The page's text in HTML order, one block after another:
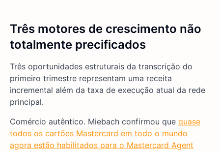
Três motores de crescimento não
totalmente precificados
Três oportunidades estruturais da transcrição do
primeiro trimestre representam uma receita
incremental além da taxa de execução atual da rede
principal.
Comércio autêntico. Miebach confirmou que quase
todos os cartões Mastercard em todo o mundo
agora estão habilitados para o Mastercard Agent